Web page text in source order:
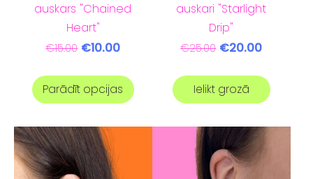
auskars "Chained
Heart"
€15.00 €10.00
Parādīt opcijas
auskari "Starlight
Drip"
€25.00 €20.00
Ielikt grozā